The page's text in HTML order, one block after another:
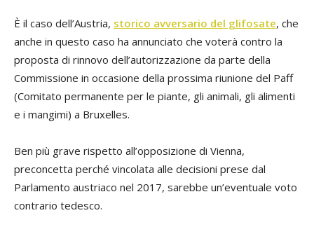
È il caso dell’Austria, storico avversario del glifosate, che
anche in questo caso ha annunciato che voterà contro la
proposta di rinnovo dell’autorizzazione da parte della
Commissione in occasione della prossima riunione del Paff
(Comitato permanente per le piante, gli animali, gli alimenti
e i mangimi) a Bruxelles.
Ben più grave rispetto all’opposizione di Vienna,
preconcetta perché vincolata alle decisioni prese dal
Parlamento austriaco nel 2017, sarebbe un’eventuale voto
contrario tedesco.